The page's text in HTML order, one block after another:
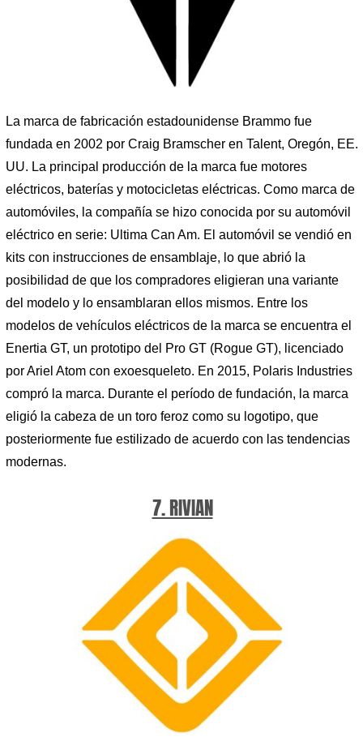
La marca de fabricación estadounidense Brammo fue
fundada en 2002 por Craig Bramscher en Talent, Oregón, EE.
UU. La principal producción de la marca fue motores
eléctricos, baterías y motocicletas eléctricas. Como marca de
automóviles, la compañía se hizo conocida por su automóvil
eléctrico en serie: Ultima Can Am. El automóvil se vendió en
kits con instrucciones de ensamblaje, lo que abrió la
posibilidad de que los compradores eligieran una variante
del modelo y lo ensamblaran ellos mismos. Entre los
modelos de vehículos eléctricos de la marca se encuentra el
Enertia GT, un prototipo del Pro GT (Rogue GT), licenciado
por Ariel Atom con exoesqueleto. En 2015, Polaris Industries
compró la marca. Durante el período de fundación, la marca
eligió la cabeza de un toro feroz como su logotipo, que
posteriormente fue estilizado de acuerdo con las tendencias
modernas.
7. RIVIAN